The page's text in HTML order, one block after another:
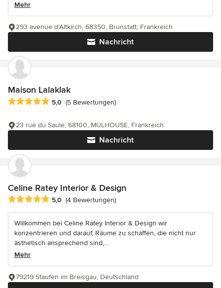
Mehr
Nachricht
293 avenue d'Altkirch, 68350, Brunstatt, Frankreich
Maison Lalaklak
Durchschnittliche Bewertung: 5 von 5 Sternen
5,0 (5 Bewertungen)
Nachricht
23 rue du Saule, 68100, MULHOUSE, Frankreich
Celine Ratey Interior & Design
Durchschnittliche Bewertung: 5 von 5 Sternen
5,0 (4 Bewertungen)
Willkommen bei Celine Ratey Interior & Design wir
konzentrieren und darauf, Räume zu schaffen, die nicht nur
ästhetisch ansprechend sind,...
Mehr
79219 Staufen im Breisgau, Deutschland